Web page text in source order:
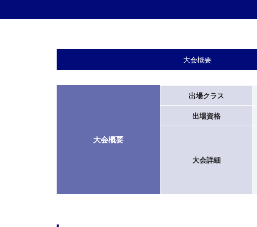
大会概要
大会概要
出場クラス
出場資格
大会詳細